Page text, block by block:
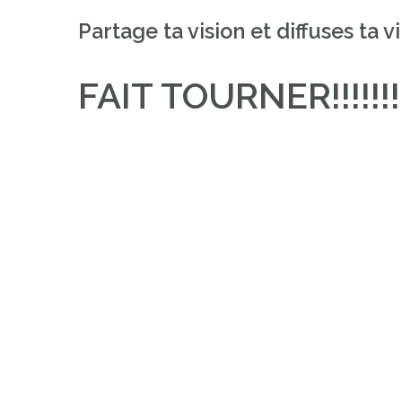
Partage ta vision et diffuses ta
FAIT TOURNER!!!!!!!